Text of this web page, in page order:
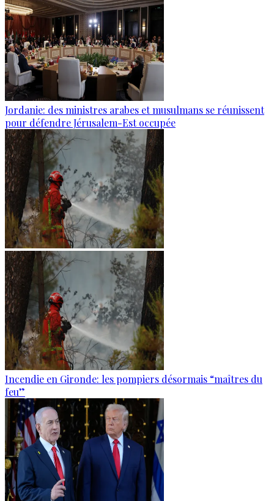
Jordanie: des ministres arabes et musulmans se réunissent
pour défendre Jérusalem-Est occupée
Incendie en Gironde: les pompiers désormais “maîtres du
feu”